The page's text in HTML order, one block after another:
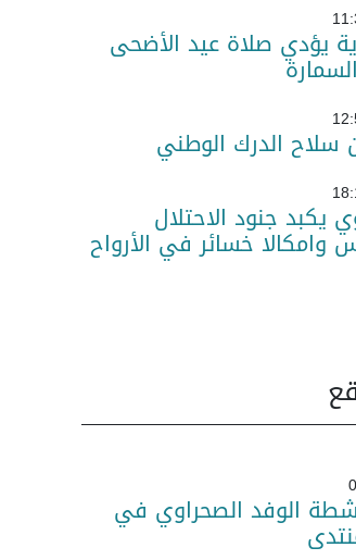
يؤدي صلاة عيد الأضحى
سلاح الدرك الوطني
يكبد جنود الاحتلال
وامكالا خسائر في الأرواح
الوفد الصحراوي في